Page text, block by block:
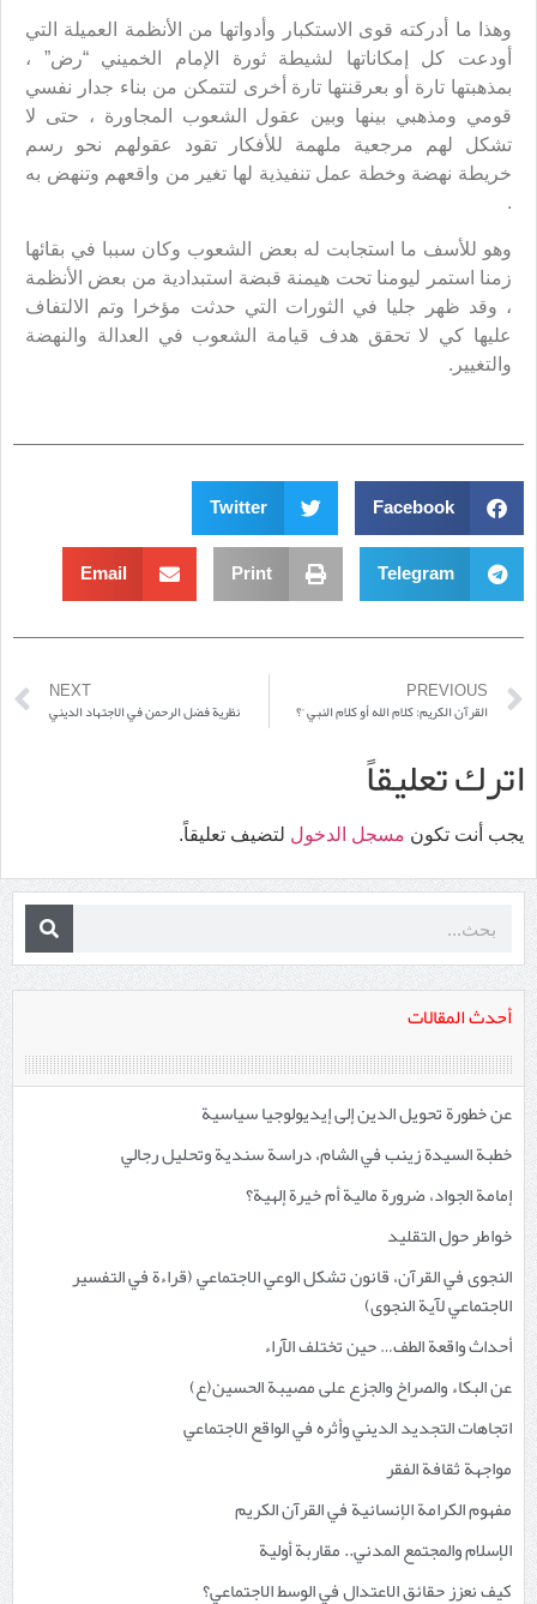
أحدث المقالات
عن خطورة تحويل الدين إلى إيديولوجيا سياسية
خطبة السيدة زينب في الشام، دراسة سندية وتحليل رجالي
إمامة الجواد، ضرورة مالية أم خيرة إلهية؟
خواطر حول التقليد
النجوى في القرآن، قانون تشكل الوعي الاجتماعي (قراءة في التفسير
الاجتماعي لآية النجوى)
أحداث واقعة الطف… حين تختلف الآراء
عن البكاء والصراخ والجزع على مصيبة الحسين(ع)
اتجاهات التجديد الديني وأثره في الواقع الاجتماعي
مواجهة ثقافة الفقر
مفهوم الكرامة الإنسانية في القرآن الكريم
الإسلام والمجتمع المدني.. مقاربة أولية
كيف نعزز حقائق الاعتدال في الوسط الاجتماعي؟
وهذا ما أدركته قوى الاستكبار وأدواتها من الأنظمة العميلة التي
أودعت كل إمكاناتها لشيطة ثورة الإمام الخميني “رض” ،
بمذهبتها تارة أو بعرقنتها تارة أخرى لتتمكن من بناء جدار نفسي
قومي ومذهبي بينها وبين عقول الشعوب المجاورة ، حتى لا
تشكل لهم مرجعية ملهمة للأفكار تقود عقولهم نحو رسم
خريطة نهضة وخطة عمل تنفيذية لها تغير من واقعهم وتنهض به
.
وهو للأسف ما استجابت له بعض الشعوب وكان سببا في بقائها
زمنا استمر ليومنا تحت هيمنة قبضة استبدادية من بعض الأنظمة
، وقد ظهر جليا في الثورات التي حدثت مؤخرا وتم الالتفاف
عليها كي لا تحقق هدف قيامة الشعوب في العدالة والنهضة
والتغيير.
Facebook
Twitter
Telegram
Print
Email
PREVIOUS
القرآن الكريم: كلام الله أو كلام النبي ‘؟
NEXT
نظرية فضل الرحمن في الاجتهاد الديني
اترك تعليقاً
يجب أنت تكون مسجل الدخول لتضيف تعليقاً.